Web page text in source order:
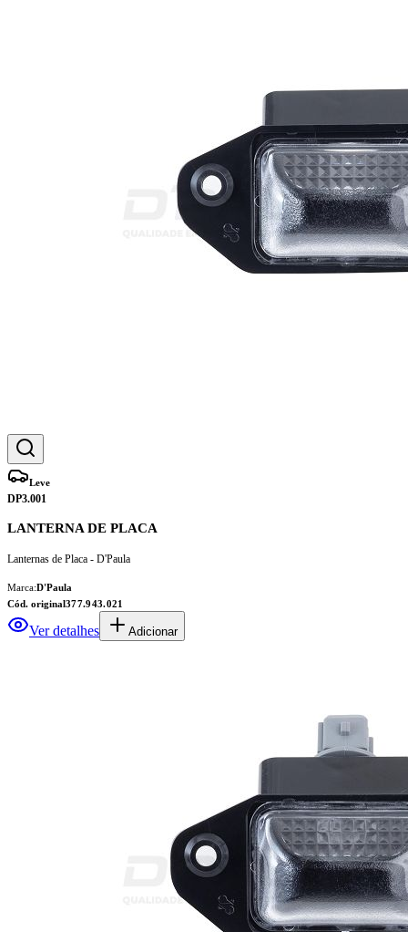
Leve
DP3.001
LANTERNA DE PLACA
Lanternas de Placa - D'Paula
Marca:D'Paula
Cód. original377.943.021
Ver detalhes Adicionar